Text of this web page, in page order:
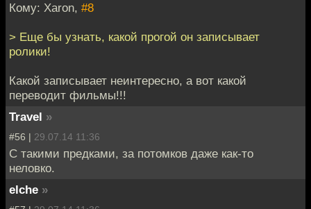
Кому: Xaron, #8
> Еще бы узнать, какой прогой он записывает
ролики!
Какой записывает неинтересно, а вот какой
переводит фильмы!!!
Travel »
#56 | 29.07.14 11:36
С такими предками, за потомков даже как-то
неловко.
elche »